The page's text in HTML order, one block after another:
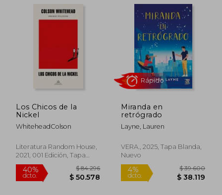
50% 40%
dcto.
Los Chicos de la
Nickel
WhiteheadColson
Literatura Random House,
2021, 001 Edición, Tapa
Blanda, Nuevo
Miranda en
retrógrado
Layne, Lauren
VERA., 2025, Tapa Blanda,
Nuevo